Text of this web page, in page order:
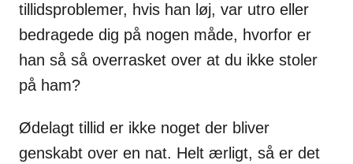
tillidsproblemer, hvis han løj, var utro eller
bedragede dig på nogen måde, hvorfor er
han så så overrasket over at du ikke stoler
på ham?
Ødelagt tillid er ikke noget der bliver
genskabt over en nat. Helt ærligt, så er det